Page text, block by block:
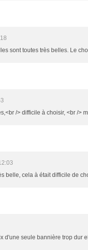
sont toutes très belles. Le
/> difficile à choisir, <br />
belle, cela à était difficile de
d'une seule bannière trop dur